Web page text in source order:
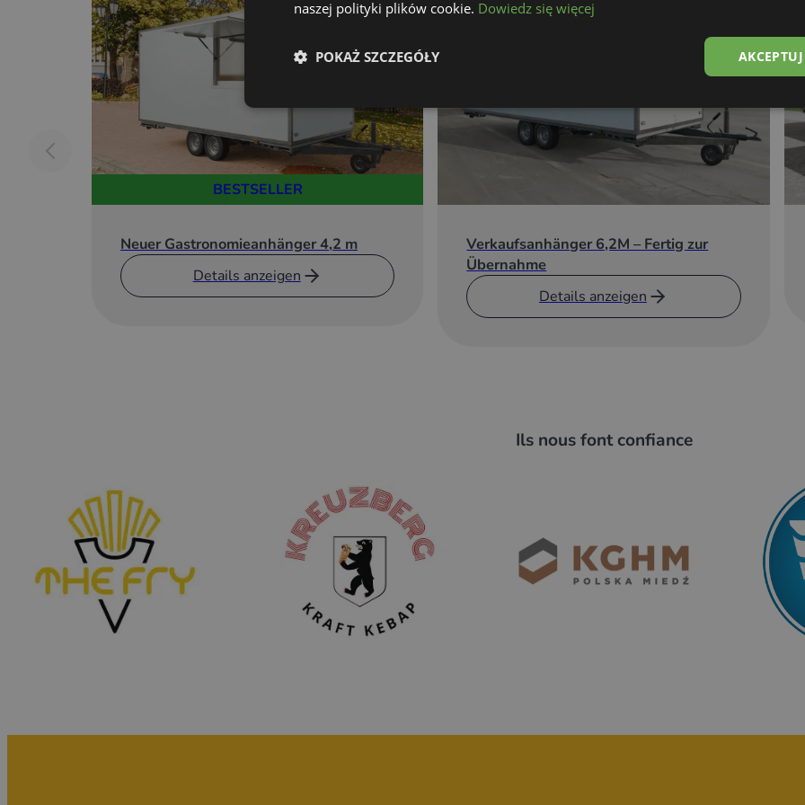
Möbel aus laminierter Spanplatte mit erhöhter Dichte
Arbeitsplatte mit Säureblechschutz
BHP-Schrank
4 abschließbare Schränke
3 Schubladen
Münzeinwurf
Fassade und Branding-Elemente:
Druck auf polymerer Folie, langlebig mit Laminat-Schutzfolie zum Schutz des
Drucks vor Beschädigungen und Witterungseinflüssen
Hydraulik (geschlossener Wasserkreislauf):
2-Komponenten-Spüle
Elektroprojekt maßgeschneidert für den Anhänger, angepasst an das süße
Konzept
Innenbeleuchtung: LED-Lichter
Überwachungssystem:
1 Kamera, Recorder, Festplatte
Zusätzliche Ausstattung:
4 stabilisierende Stützen
BESTSELLER
Neuer Gastronomieanhänger 4,2 m
Details anzeigen
Verkaufsanhänger 6,2M – Fertig zur
Übernahme
Details anzeigen
Ils nous font confiance
naszej polityki plików cookie. Dowiedz się więcej
POKAŻ SZCZEGÓŁY